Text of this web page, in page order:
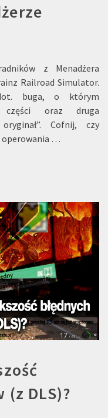
z Menadżera
Railroad Simulator.
buga, o którym
części oraz druga
Cofnij, czy
operowania …
DLS)?